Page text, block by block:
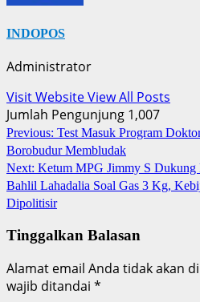
INDOPOS
Administrator
Visit WebsiteView All Posts
Jumlah Pengunjung 1,007
Post
navigation
Previous: Test Masuk Program
Borobudur Membludak
Next: Ketum MPG Jimmy S
Bahlil Lahadalia Soal Gas 3 Kg,
Dipolitisir
Tinggalkan Balasan
Alamat email Anda tidak akan
wajib ditandai *